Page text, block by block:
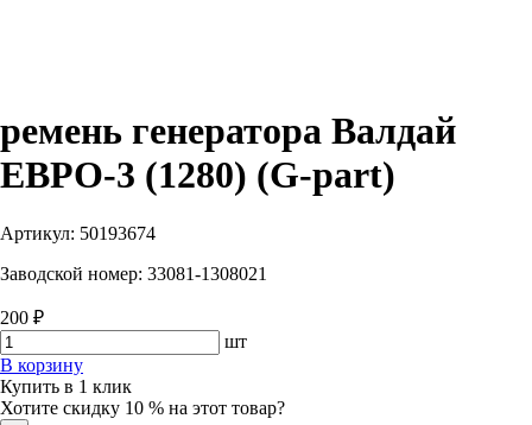
ремень генератора Валдай
ЕВРО-3 (1280) (G-part)
Артикул: 50193674
Заводской номер: 33081-1308021
200 ₽
шт
В корзину
Купить в 1 клик
Хотите скидку 10 % на этот товар?